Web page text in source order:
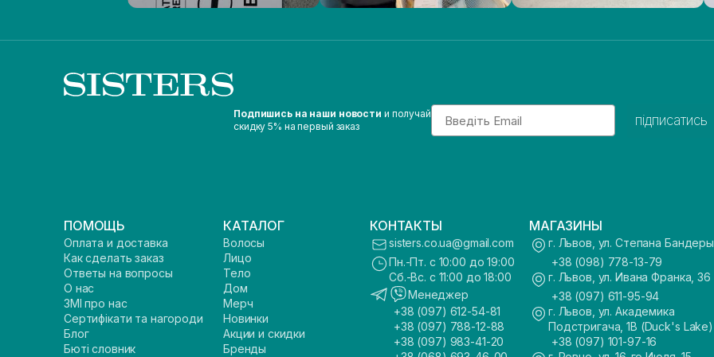
Подпишись на наши новости и получай
скидку 5% на первый заказ
Email
підписатись
ПОМОЩЬ
Оплата и доставка
Как сделать заказ
Ответы на вопросы
О нас
ЗМІ про нас
Сертифікати та нагороди
Блог
Бюті словник
КАТАЛОГ
Волосы
Лицо
Тело
Дом
Мерч
Новинки
Акции и скидки
Бренды
КОНТАКТЫ
sisters.co.ua@gmail.com
Пн.-Пт. с 10:00 до 19:00
Сб.-Вс. с 11:00 до 18:00
Менеджер
+38 (097) 612-54-81
+38 (097) 788-12-88
+38 (097) 983-41-20
МАГАЗИНЫ
г. Львов, ул. Степана
+38 (098) 778-13-79
г. Львов, ул. Ивана Франка, 36
+38 (097) 611-95-94
г. Львов, ул. Академика
Подстригача, 1В (Duck's Lake)
+38 (097) 101-97-16